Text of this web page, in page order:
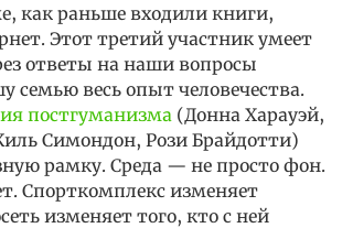
как раньше входили книги,
Этот третий участник умеет
ответы на наши вопросы
семью весь опыт человечества.
постгуманизма (Донна Харауэй,
Симондон, Рози Брайдотти)
рамку. Среда — не просто фон.
Спорткомплекс изменяет
изменяет того, кто с ней